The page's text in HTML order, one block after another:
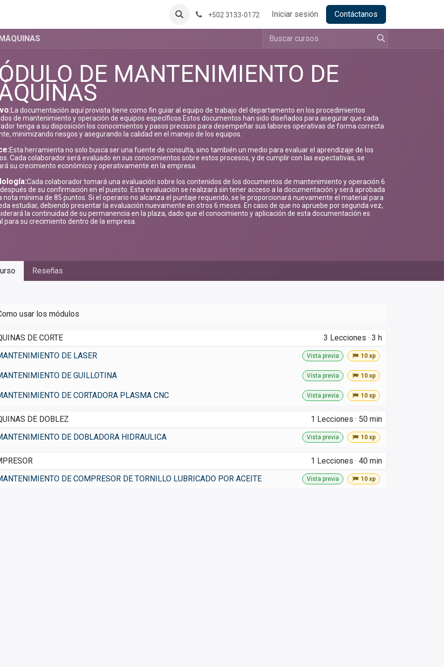
+502 3133-0172 Iniciar sesión Contáctanos
DE MANTENIMIENTO DE
La documentación aquí provista tiene como fin guiar al equipo de trabajo del departamento en los procedimientos
de mantenimiento y operación de equipos específicos Estos documentos han sido diseñados para asegurar que cada
tenga a su disposición los conocimientos y pasos precisos para desempeñar sus labores operativas de forma correcta
minimizando riesgos y asegurando la calidad en el manejo de los equipos.
Esta herramienta no solo busca ser una fuente de consulta, sino también un medio para evaluar el aprendizaje de los
Cada colaborador será evaluado en sus conocimientos sobre estos procesos, y de cumplir con las expectativas, se
su crecimiento económico y operativamente en la empresa.
Cada colaborador tomará una evaluación sobre los contenidos de los documentos de mantenimiento y operación 6
de su confirmación en el puesto. Esta evaluación se realizará sin tener acceso a la documentación y será aprobada
nota mínima de 85 puntos. Si el operario no alcanza el puntaje requerido, se le proporcionará nuevamente el material para
estudiar, debiendo presentar la evaluación nuevamente en otros 6 meses. En caso de que no apruebe por segunda vez,
la continuidad de su permanencia en la plaza, dado que el conocimiento y aplicación de esta documentación es
para su crecimiento dentro de la empresa.
Reseñas
usar los módulos
DE CORTE 3 Lecciones · 3 h
DE LASER
Vista previa 10 xp
DE GUILLOTINA Vista previa 10 xp
DE CORTADORA PLASMA CNC Vista previa 10 xp
DE DOBLEZ 1 Lecciones · 50 min
DE DOBLADORA HIDRAULICA
Vista previa 10 xp
1 Lecciones · 40 min
DE COMPRESOR DE TORNILLO LUBRICADO POR ACEITE
Vista previa 10 xp